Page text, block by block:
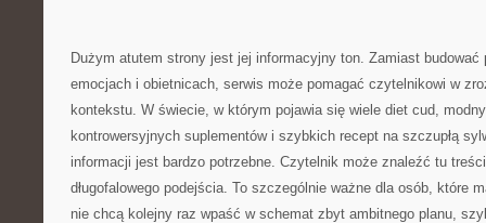
Dużym atutem strony jest jej informacyjny ton. Zamiast budować
emocjach i obietnicach, serwis może pomagać czytelnikowi w
kontekstu. W świecie, w którym pojawia się wiele diet cud,
kontrowersyjnych suplementów i szybkich recept na szczupłą
informacji jest bardzo potrzebne. Czytelnik może znaleźć tu
długofalowego podejścia. To szczególnie ważne dla osób, które
nie chcą kolejny raz wpaść w schemat zbyt ambitnego planu,